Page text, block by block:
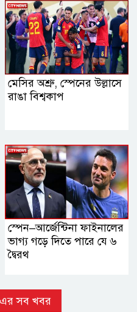
মেসির অশ্রু, স্পেনের উল্লাসে
রাঙা বিশ্বকাপ
স্পেন–আর্জেন্টিনা ফাইনালের
ভাগ্য গড়ে দিতে পারে যে ৬
দ্বৈরথ
এর সব খবর